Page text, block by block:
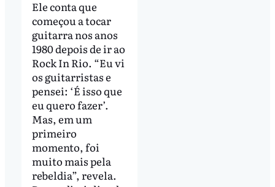
Ele conta que
começou a tocar
guitarra nos anos
1980 depois de ir ao
Rock In Rio. “Eu vi
os guitarristas e
pensei: ‘É isso que
eu quero fazer’.
Mas, em um
primeiro
momento, foi
muito mais pela
rebeldia”, revela.